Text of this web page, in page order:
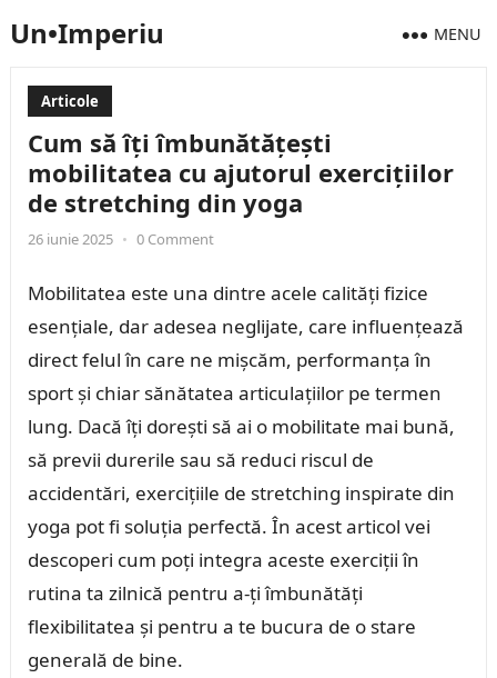
Un•Imperiu MENU
Articole
Cum să îți îmbunătățești
mobilitatea cu ajutorul exercițiilor
de stretching din yoga
26 iunie 2025 • 0 Comment
Mobilitatea este una dintre acele calități fizice
esențiale, dar adesea neglijate, care influențează
direct felul în care ne mișcăm, performanța în
sport și chiar sănătatea articulațiilor pe termen
lung. Dacă îți dorești să ai o mobilitate mai bună,
să previi durerile sau să reduci riscul de
accidentări, exercițiile de stretching inspirate din
yoga pot fi soluția perfectă. În acest articol vei
descoperi cum poți integra aceste exerciții în
rutina ta zilnică pentru a-ți îmbunătăți
flexibilitatea și pentru a te bucura de o stare
generală de bine.